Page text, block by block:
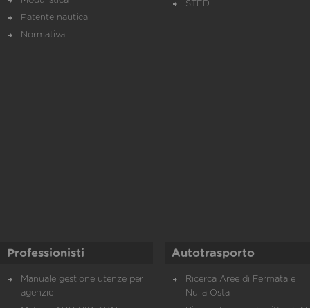
Patente nautica
Normativa
STED
Professionisti
Manuale gestione utenze per
agenzie
Autotrasporto
Ricerca Aree di Fermata e
Nulla Osta